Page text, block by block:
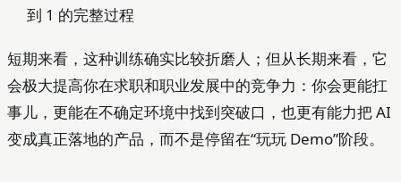
到 1 的完整过程
短期来看，这种训练确实比较折磨人；但从长期来看，它
会极大提高你在求职和职业发展中的竞争力：你会更能扛
事儿，更能在不确定环境中找到突破口，也更有能力把 AI
变成真正落地的产品，而不是停留在“玩玩 Demo”阶段。